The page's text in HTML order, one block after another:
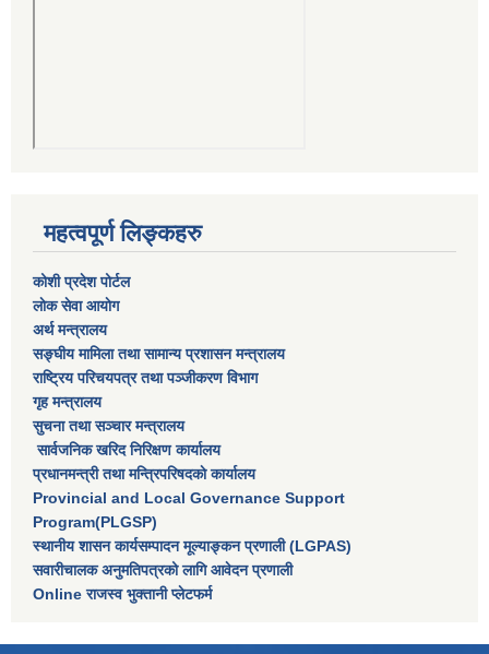
महत्वपूर्ण लिङ्कहरु
कोशी प्रदेश पोर्टल
लाेक सेवा आयाेग
अर्थ मन्त्रालय
सङ्घीय मामिला तथा सामान्य प्रशासन मन्त्रालय
राष्‍ट्रिय परिचयपत्र तथा पञ्‍जीकरण विभाग
गृह मन्त्रालय
सुचना तथा सञ्चार मन्त्रालय
सार्वजनिक खरिद निरिक्षण कार्यालय
प्रधानमन्त्री तथा मन्त्रिपरिषदकाे कार्यालय
Provincial and Local Governance Support
Program(PLGSP)
स्थानीय शासन कार्यसम्पादन मूल्याङ्कन प्रणाली (LGPAS)
सवारीचालक अनुमतिपत्रको लागि आवेदन प्रणाली
Online राजस्व भुक्तानी प्लेटफर्म